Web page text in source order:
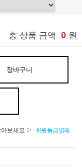
총 상품 금액 0 원
장바구니
아보세요 ▷
회원등급별혜